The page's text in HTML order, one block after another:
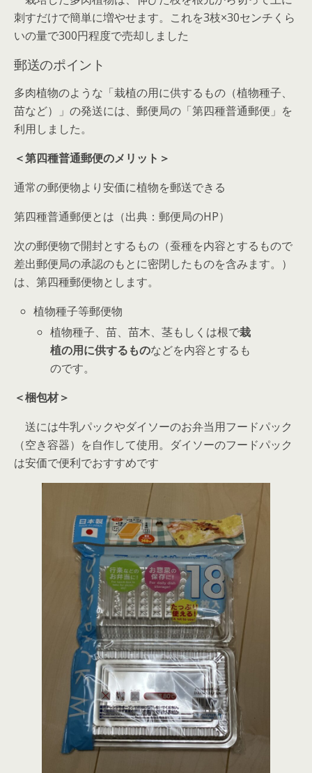
刺すだけで簡単に増やせます。これを3枝×30センチくら
いの量で300円程度で売却しました
郵送のポイント
多肉植物のような「栽植の用に供するもの（植物種子、
苗など）」の発送には、郵便局の「第四種普通郵便」を
利用しました。
＜第四種普通郵便のメリット＞
通常の郵便物より安価に植物を郵送できる
第四種普通郵便とは（出典：郵便局のHP）
次の郵便物で開封とするもの（蚕種を内容とするもので
差出郵便局の承認のもとに密閉したものを含みます。）
は、第四種郵便物とします。
植物種子等郵便物
植物種子、苗、苗木、茎もしくは根で栽
植の用に供するものなどを内容とするも
のです。
＜梱包材＞
送には牛乳パックやダイソーのお弁当用フードパック
（空き容器）を自作して使用。ダイソーのフードパック
は安価で便利でおすすめです